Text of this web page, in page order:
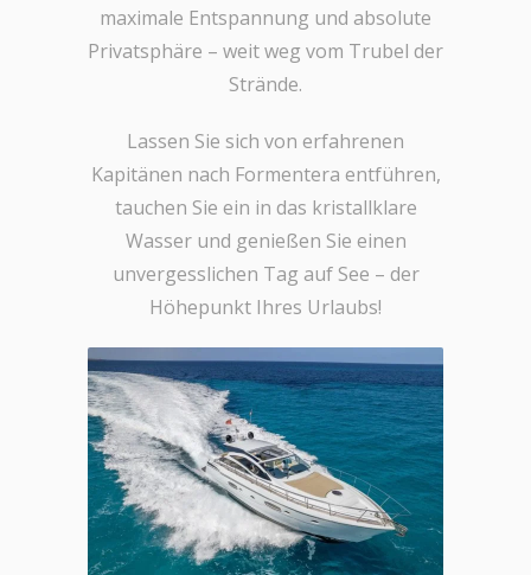
maximale Entspannung und absolute
Privatsphäre – weit weg vom Trubel der
Strände.
Lassen Sie sich von erfahrenen
Kapitänen nach Formentera entführen,
tauchen Sie ein in das kristallklare
Wasser und genießen Sie einen
unvergesslichen Tag auf See – der
Höhepunkt Ihres Urlaubs!